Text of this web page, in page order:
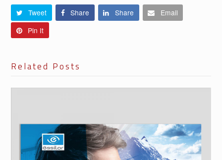
Tweet Share Share
Email
Pin It
Related Posts